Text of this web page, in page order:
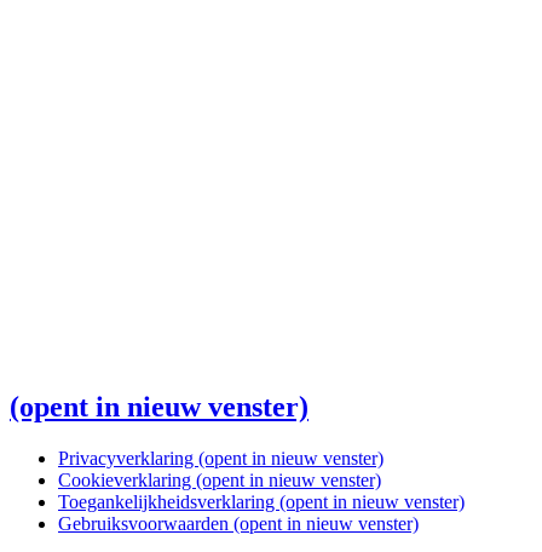
(opent in nieuw venster)
Privacyverklaring (opent in nieuw venster)
Cookieverklaring (opent in nieuw venster)
Toegankelijkheidsverklaring (opent in nieuw venster)
Gebruiksvoorwaarden (opent in nieuw venster)